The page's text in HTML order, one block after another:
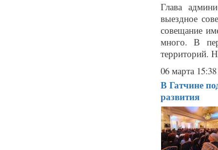
Глава
выездное
совещание
много. В
территорий.
06 марта 15:38
В Гатчине
развития